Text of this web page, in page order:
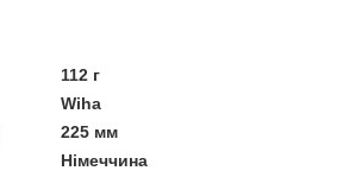
112 г
Wiha
225 мм
Німеччина